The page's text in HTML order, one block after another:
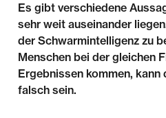
Es gibt verschiedene
sehr weit auseinander
der Schwarmintelligenz zu
Menschen bei der gleichen
Ergebnissen kommen,
falsch sein.